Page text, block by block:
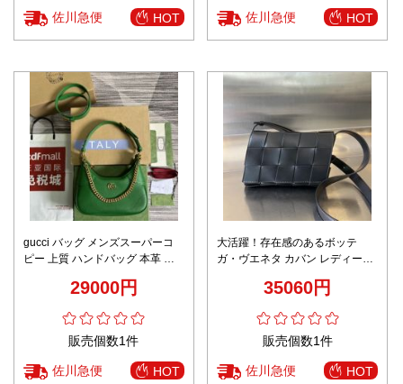
佐川急便 HOT 佐川急便 HOT
gucci バッグ メンズスーパーコ
ピー 上質 ハンドバッグ 本革 レ
29000円
販売個数1件
佐川急便 HOT
大活躍！存在感のあるボッテ
ガ・ヴエネタ カバン レディース
35060円
販売個数1件
佐川急便 HOT